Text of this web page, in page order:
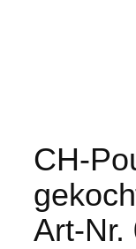
CH-
Art-Nr.